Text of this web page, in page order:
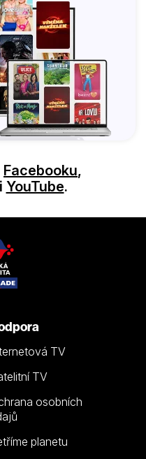
Facebooku,
YouTube.
TV
TV
osobních
planetu